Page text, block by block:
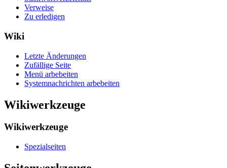
Verweise
Zu erledigen
Wiki
Letzte Änderungen
Zufällige Seite
Menü arbebeiten
Systemnachrichten arbebeiten
Wikiwerkzeuge
Wikiwerkzeuge
Spezialseiten